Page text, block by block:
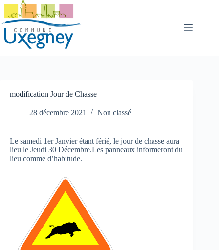
Passer
contenu
modification Jour de Chasse
28 décembre 2021 Non classé
Le samedi 1er Janvier étant férié, le jour de chasse aura
lieu le Jeudi 30 Décembre.Les panneaux informeront du
lieu comme d’habitude.